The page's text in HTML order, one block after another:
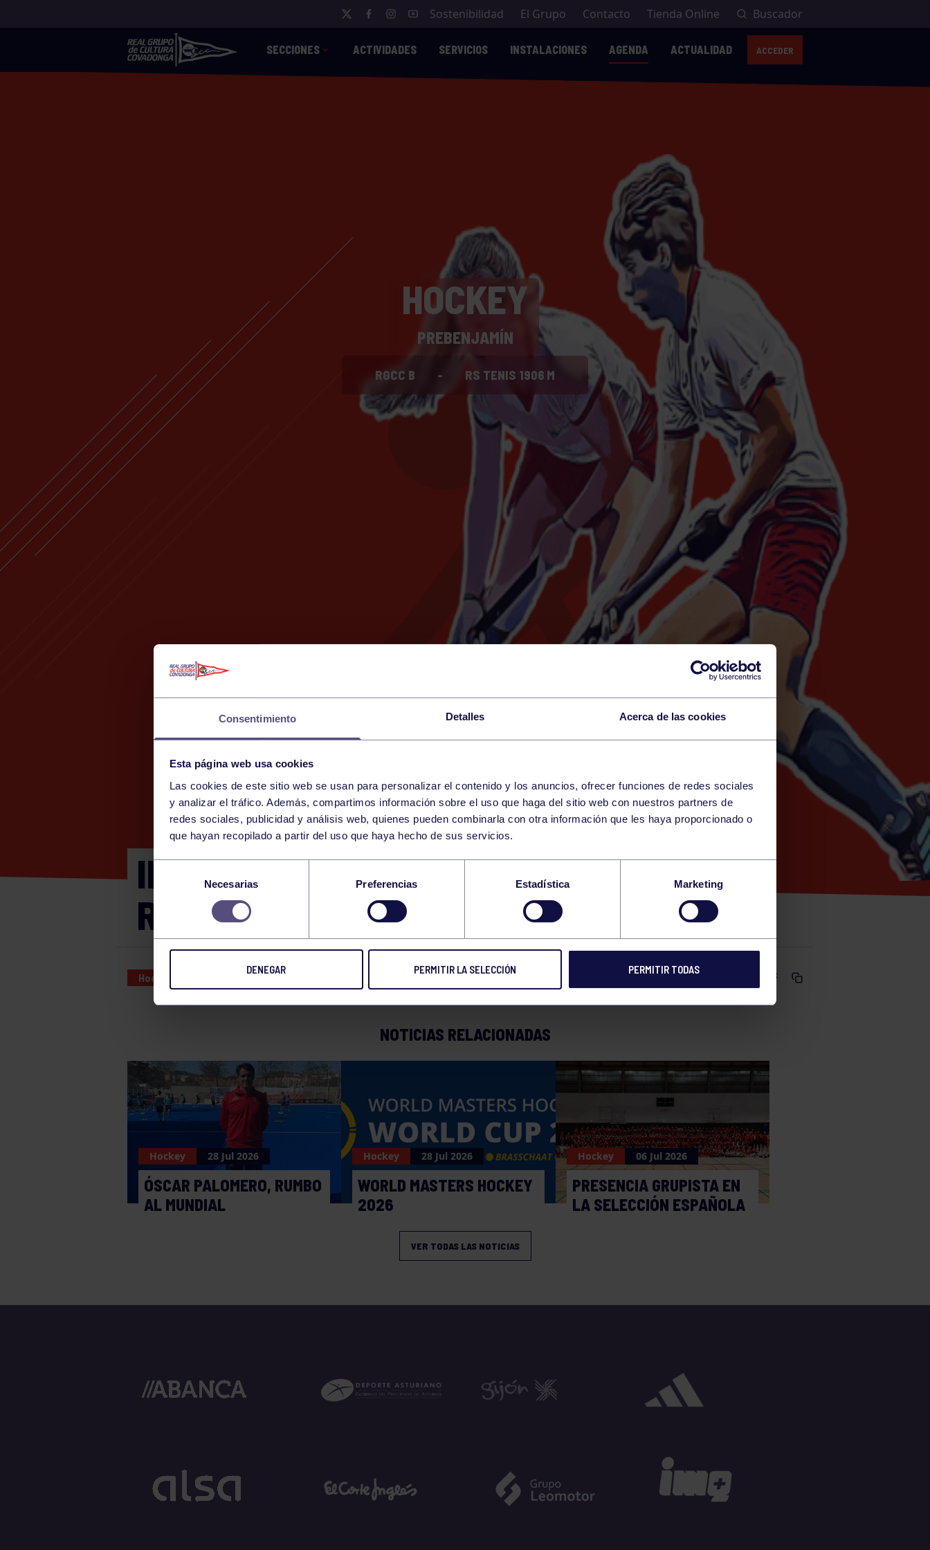
Consentimiento Detalles Acerca de las cookies
Esta página web usa cookies
Las cookies de este sitio web se usan para personalizar el contenido y los anuncios, ofrecer funciones de redes sociales
y analizar el tráfico. Además, compartimos información sobre el uso que haga del sitio web con nuestros partners de
redes sociales, publicidad y análisis web, quienes pueden combinarla con otra información que les haya proporcionado o
que hayan recopilado a partir del uso que haya hecho de sus servicios.
consentimiento
Necesarias Preferencias Estadística Marketing
DENEGAR PERMITIR LA SELECCIÓN PERMITIR TODAS
Sostenibilidad El Grupo Contacto Tienda Online Buscador
SECCIONES ACTIVIDADES SERVICIOS INSTALACIONES AGENDA ACTUALIDAD ACCEDER
HOCKEY
PREBENJAMÍN
RGCC B - RS TENIS 1906 M
17 SUNDAY
MAY
12:40 h SANTANDER (CAMPITO)
INTERCAMBIO CODEMA PREBENJAMÍN:
RGCC B – RS TENIS 1906 M
Hockey 17 MAY 2026 Comparte
NOTICIAS RELACIONADAS
Hockey 28 Jul 2026
ÓSCAR PALOMERO, RUMBO
AL MUNDIAL
Hockey 28 Jul 2026
WORLD MASTERS HOCKEY
2026
Hockey 06 Jul 2026
PRESENCIA GRUPISTA EN
LA SELECCIÓN ESPAÑOLA
VER TODAS LAS NOTICIAS